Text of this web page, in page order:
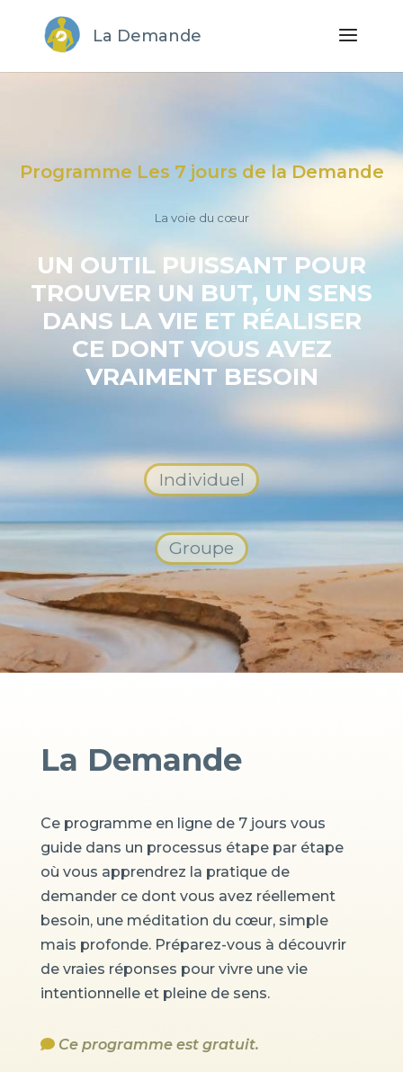
La Demande
Programme Les 7 jours de la Demande
La voie du cœur
UN OUTIL PUISSANT POUR
TROUVER UN BUT, UN SENS
DANS LA VIE ET RÉALISER
CE DONT VOUS AVEZ
VRAIMENT BESOIN
Individuel
Groupe
La Demande
Ce programme en ligne de 7 jours vous
guide dans un processus étape par étape
où vous apprendrez la pratique de
demander ce dont vous avez réellement
besoin, une méditation du cœur, simple
mais profonde. Préparez-vous à découvrir
de vraies réponses pour vivre une vie
intentionnelle et pleine de sens.
Ce programme est gratuit.